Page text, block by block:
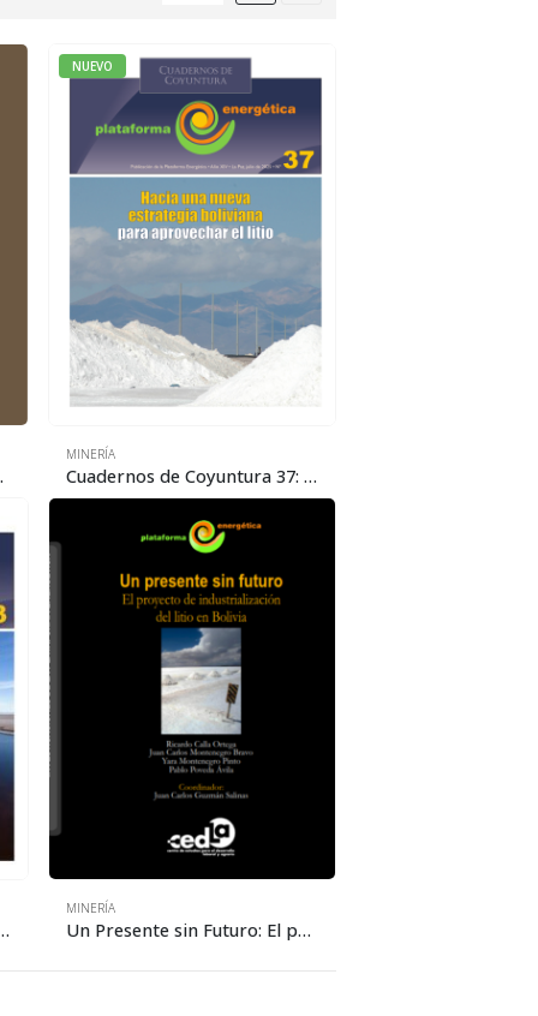
negocios
NUEVO
MINERÍA
Cuadernos de Coyuntura 37: Hacia una nueva estrategia boliviana para aprovechar el litio
de industrialización del litio
MINERÍA
Un Presente sin Futuro: El proyecto de industrialización del litio en Bolivia